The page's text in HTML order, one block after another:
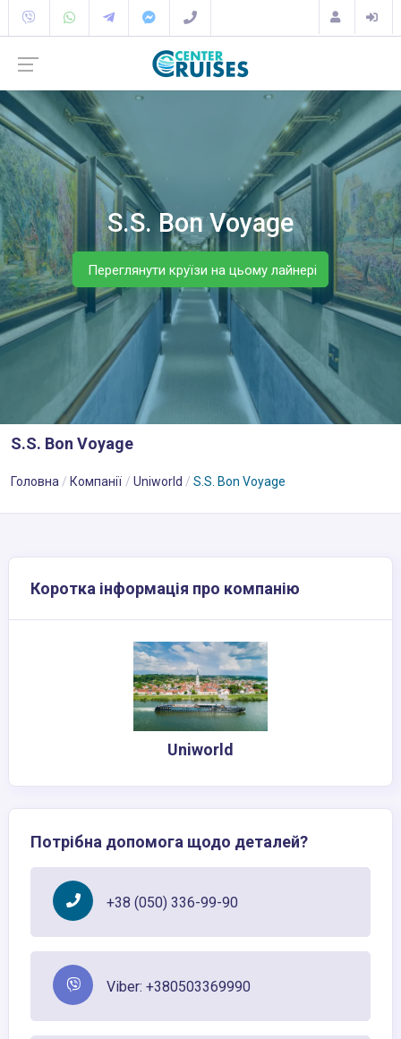
S.S. Bon Voyage
Переглянути круїзи на цьому лайнері
S.S. Bon Voyage
Головна Компанії Uniworld S.S. Bon Voyage
Коротка інформація про компанію
Uniworld
Потрібна допомога щодо деталей?
+38 (050) 336-99-90
Viber: +380503369990